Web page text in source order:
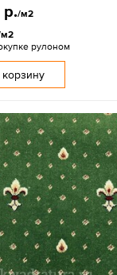
р./м2
рулоном